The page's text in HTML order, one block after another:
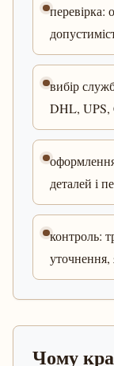
перевірка:
вибір
DHL, UPS,
деталей і
контроль:
уточнення,
Чому